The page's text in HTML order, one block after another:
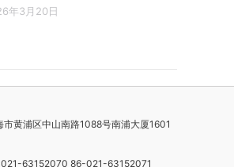
年3月20日
市黄浦区中山南路1088号南浦大厦1601
63152070 86-021-63152071